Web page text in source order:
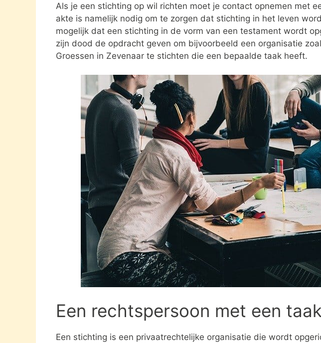
Als je een stichting op wil richten moet je contact opnemen met
akte is namelijk nodig om te zorgen dat stichting in het leven
mogelijk dat een stichting in de vorm van een testament wordt
zijn dood de opdracht geven om bijvoorbeeld een organisatie
Groessen in Zevenaar te stichten die een bepaalde taak heeft.
Een rechtspersoon met een taak
Een stichting is een privaatrechtelijke organisatie die wordt